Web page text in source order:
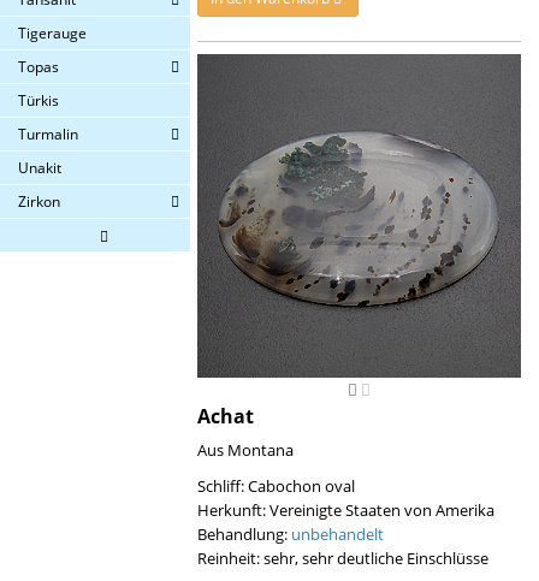
Tigerauge
Topas
Türkis
Turmalin
Unakit
Zirkon
Achat
Aus Montana
Schliff: Cabochon oval
Herkunft: Vereinigte Staaten von Amerika
Behandlung: unbehandelt
Reinheit: sehr, sehr deutliche Einschlüsse